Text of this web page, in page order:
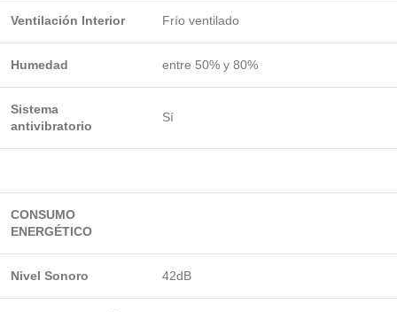
Ventilación Interior Frío ventilado
Humedad entre 50% y 80%
Sistema
antivibratorio
Sí
CONSUMO
ENERGÉTICO
Nivel Sonoro 42dB